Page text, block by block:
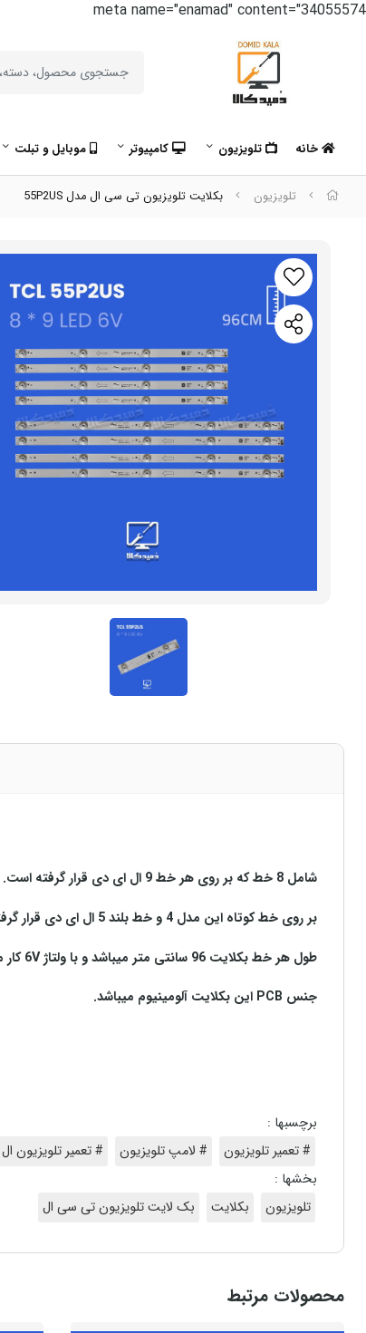
meta name="enamad" content="34055574
خانه تلویزیون کامپیوتر موبایل و تبلت
تلویزیون بکلایت تلویزیون تی سی ال مدل 55P2US
شامل 8 خط که بر روی هر خط 9 ال ای دی قرار گرفته است.
بر روی خط کوتاه این مدل 4 و خط بلند 5 ال ای دی قرار گرفته است.
طول هر خط بکلایت 96 سانتی متر میباشد و با ولتاژ 6V کار میکند.
جنس PCB این بکلایت آلومینیوم میباشد.
برچسبها :
# تعمیر تلویزیون
# لامپ تلویزیون # تعمیر تلویزیون
بخشها :
تلویزیون
بکلایت بک لایت تلویزیون تی سی ال
محصولات مرتبط